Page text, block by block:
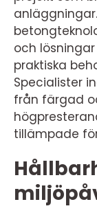
och
praktiska
Specialister
från färgad
tillämpade